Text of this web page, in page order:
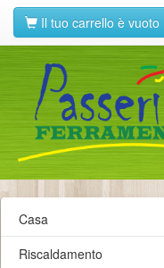
Il tuo carrello è vuoto
Casa
Riscaldamento